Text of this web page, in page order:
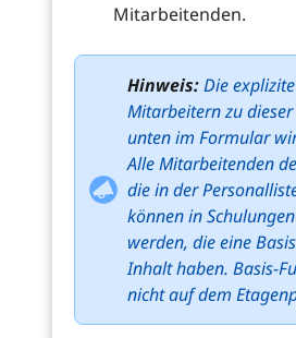
Mitarbeitenden.
Hinweis:Die
Mitarbeitern zu
unten im Formular
Alle Mitarbeitenden
die in der
können in
werden, die eine
Inhalt haben. Basis-
nicht auf dem